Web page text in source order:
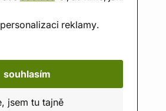
reklamy.
souhlasím
jsem tu tajně